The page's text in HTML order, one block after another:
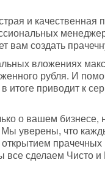
и качественная
вам создать
вложениях
рубля. И
в итоге приводит к
о вашем
уверены, что
все сделаем Чисто и